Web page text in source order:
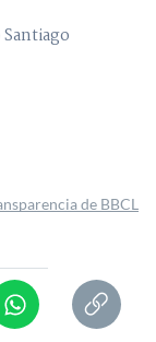
de BBCL